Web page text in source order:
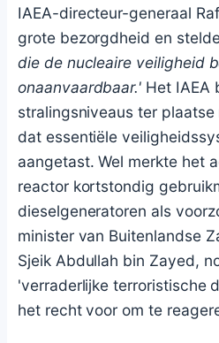
IAEA-directeur-generaal
grote bezorgdheid en
die de nucleaire veiligheid
onaanvaardbaar.' Het IAEA
stralingsniveaus ter
dat essentiële
aangetast. Wel merkte het
reactor kortstondig
dieselgeneratoren als
minister van Buitenlandse
Sjeik Abdullah bin Zayed,
'verraderlijke terroristische
het recht voor om te